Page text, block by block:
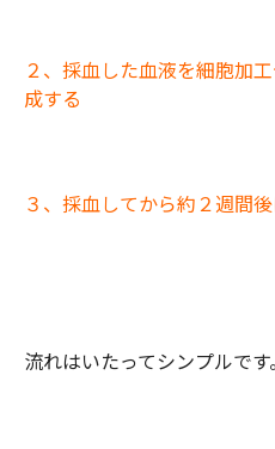
２、採血した血液を細胞加
成する
３、採血してから約２週間
流れはいたってシンプルです。